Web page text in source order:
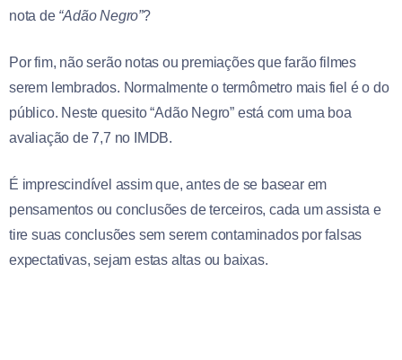
nota de “Adão Negro”?
Por fim, não serão notas ou premiações que farão filmes
serem lembrados. Normalmente o termômetro mais fiel é o do
público. Neste quesito “Adão Negro” está com uma boa
avaliação de 7,7 no IMDB.
É imprescindível assim que, antes de se basear em
pensamentos ou conclusões de terceiros, cada um assista e
tire suas conclusões sem serem contaminados por falsas
expectativas, sejam estas altas ou baixas.